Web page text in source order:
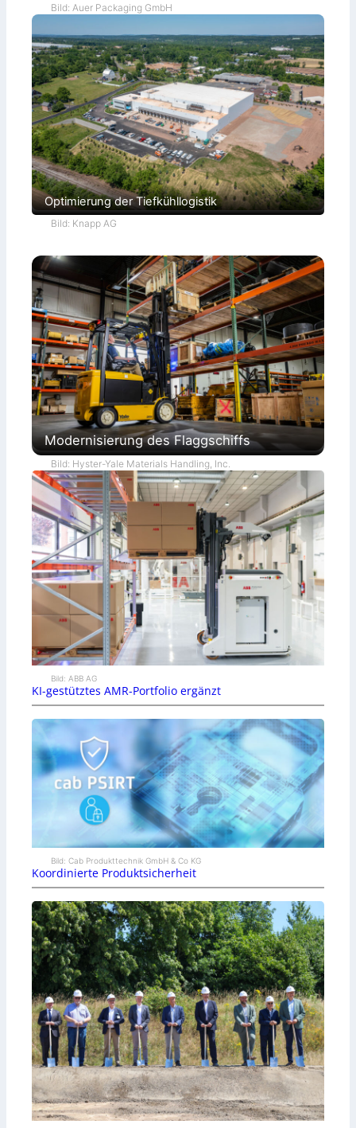
Bild: Auer Packaging GmbH
Optimierung der Tiefkühllogistik
Bild: Knapp AG
Modernisierung des Flaggschiffs
Bild: Hyster-Yale Materials Handling, Inc.
Bild: ABB AG
KI-gestütztes AMR-Portfolio ergänzt
Bild: Cab Produkttechnik GmbH & Co KG
Koordinierte Produktsicherheit